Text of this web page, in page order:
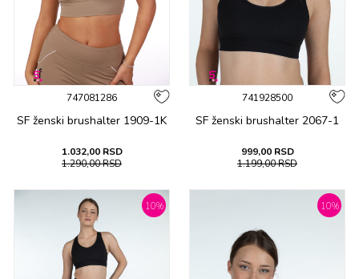
747081286
SF ženski brushalter 1909-1K
1.032,00 RSD
1.290,00RSD
741928500
SF ženski brushalter 2067-1
999,00 RSD
1.199,00RSD
10% 10%